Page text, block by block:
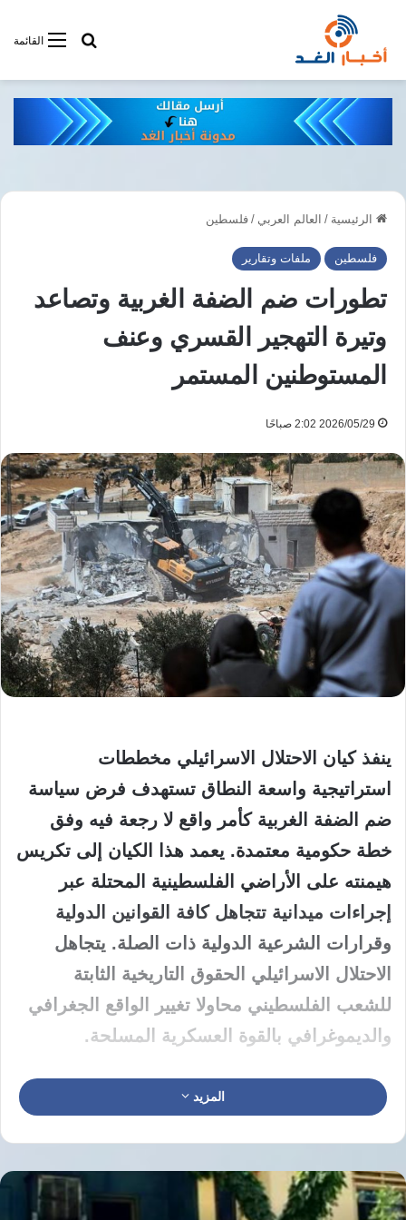
القائمةأبحت فى
الرئيسية / العالم العربي / فلسطين
فلسطين ملفات وتقارير
تطورات ضم الضفة الغربية وتصاعد
وتيرة التهجير القسري وعنف
المستوطنين المستمر
2026/05/29 2:02 صباحًا
ينفذ كيان الاحتلال الاسرائيلي مخططات
استراتيجية واسعة النطاق تستهدف فرض سياسة
ضم الضفة الغربية كأمر واقع لا رجعة فيه وفق
خطة حكومية معتمدة. يعمد هذا الكيان إلى تكريس
هيمنته على الأراضي الفلسطينية المحتلة عبر
إجراءات ميدانية تتجاهل كافة القوانين الدولية
وقرارات الشرعية الدولية ذات الصلة. يتجاهل
الاحتلال الاسرائيلي الحقوق التاريخية الثابتة
للشعب الفلسطيني محاولا تغيير الواقع الجغرافي
والديموغرافي بالقوة العسكرية المسلحة.
يواصل كيان الاحتلال الاسرائيلي تنفيذ سياسات
التهجير القسري الممنهجة ضد العائلات الفلسطينية
مختلف المناطق. يشهد الواقع الميداني تصاعدا
غير مسبوق في وتيرة عنف المستوطنين الذين
المزيد